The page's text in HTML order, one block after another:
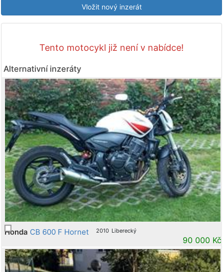
Vložit nový inzerát
Tento motocykl již není v nabídce!
Alternativní inzeráty
Honda CB 600 F Hornet 2010 Liberecký
90 000 Kč